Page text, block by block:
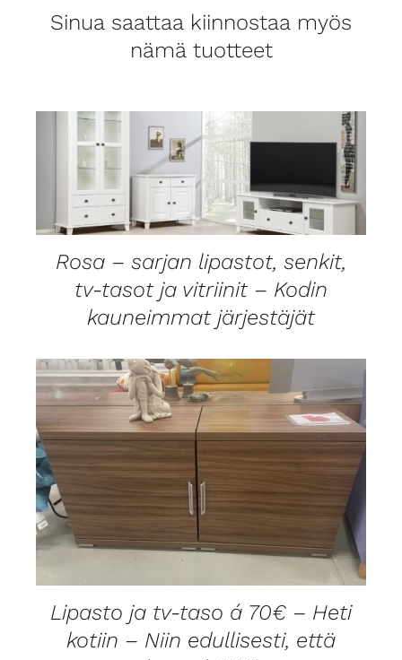
Sinua saattaa kiinnostaa myös
nämä tuotteet
LISÄTIEDOT
Rosa – sarjan lipastot, senkit,
tv-tasot ja vitriinit – Kodin
kauneimmat järjestäjät
LISÄTIEDOT
Lipasto ja tv-taso á 70€ – Heti
kotiin – Niin edullisesti, että